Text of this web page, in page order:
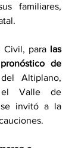
familiares,
Civil, para las
de
Altiplano,
el Valle de
invitó a la